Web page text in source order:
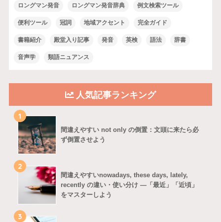
ロングマン発音 ロングマン発音辞典 例文検索ツール
便利ツール 冠詞 地域アクセント 完全ガイド
書籍紹介 殿堂入り記事 発音 英検 語法 辞書
音声学 類語ニュアンス
人気記事ランキング
1
間違えやすい not only の倒置：文頭に来たら必
ず倒置させよう
2
間違えやすいnowadays, these days, lately,
recently の違い・使い分け ―「最近」「近頃」
をマスターしよう
3